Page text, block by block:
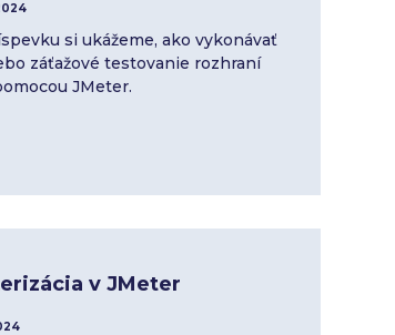
si ukážeme, ako vykonávať
záťažové testovanie rozhraní
JMeter.
v JMeter